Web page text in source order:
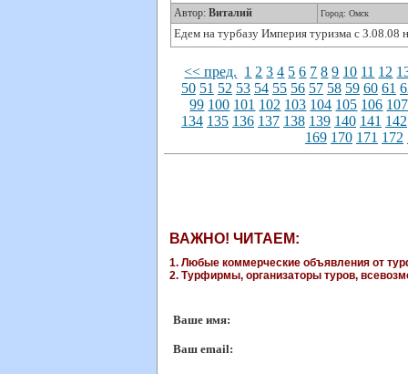
Автор: Виталий Город: Омск
Едем на турбазу Империя туризма с 3.08.08
<< пред. 1 2 3 4 5 6 7 8 9 10 11 12
50 51 52 53 54 55 56 57 58 59 60 61
99 100 101 102 103 104 105 106 107
134 135 136 137 138 139 140 141 142
169 170 171 172
ВАЖНО! ЧИТАЕМ:
1. Любые коммерческие объявления от
2. Турфирмы, организаторы туров,
Ваше имя:
Ваш еmail: